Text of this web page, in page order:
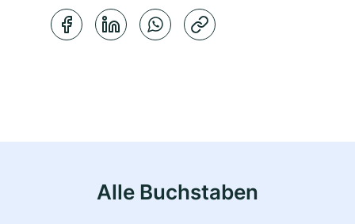
Alle Buchstaben